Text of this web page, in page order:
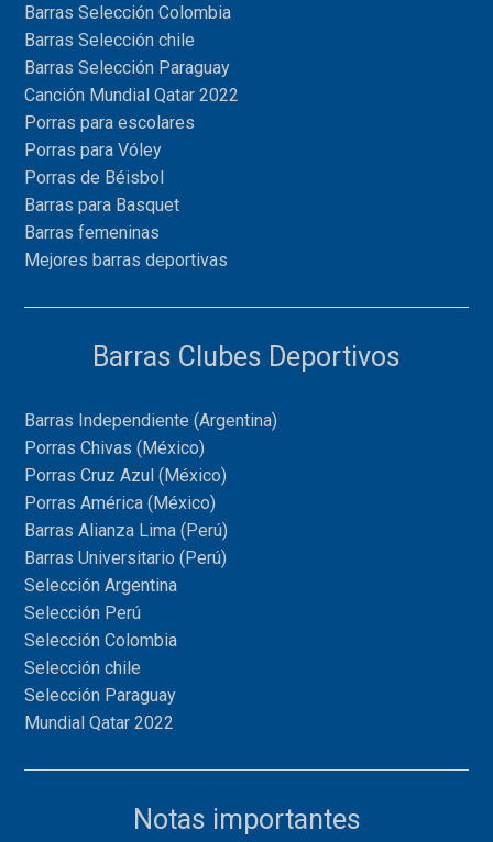
Barras Selección Colombia
Barras Selección chile
Barras Selección Paraguay
Canción Mundial Qatar 2022
Porras para escolares
Porras para Vóley
Porras de Béisbol
Barras para Basquet
Barras femeninas
Mejores barras deportivas
Barras Clubes Deportivos
Barras Independiente (Argentina)
Porras Chivas (México)
Porras Cruz Azul (México)
Porras América (México)
Barras Alianza Lima (Perú)
Barras Universitario (Perú)
Selección Argentina
Selección Perú
Selección Colombia
Selección chile
Selección Paraguay
Mundial Qatar 2022
Notas importantes